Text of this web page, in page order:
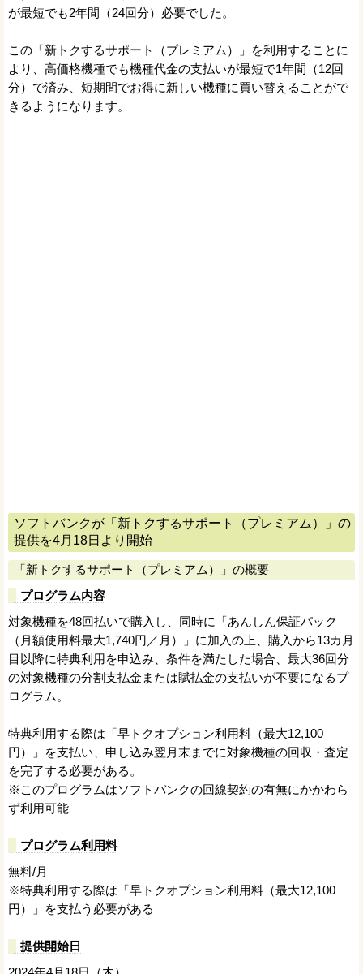
が最短でも2年間（24回分）必要でした。
この「新トクするサポート（プレミアム）」を利用することに
より、高価格機種でも機種代金の支払いが最短で1年間（12回
分）で済み、短期間でお得に新しい機種に買い替えることがで
きるようになります。
ソフトバンクが「新トクするサポート（プレミアム）」の
提供を4月18日より開始
「新トクするサポート（プレミアム）」の概要
プログラム内容
対象機種を48回払いで購入し、同時に「あんしん保証パック
（月額使用料最大1,740円／月）」に加入の上、購入から13カ月
目以降に特典利用を申込み、条件を満たした場合、最大36回分
の対象機種の分割支払金または賦払金の支払いが不要になるプ
ログラム。
特典利用する際は「早トクオプション利用料（最大12,100
円）」を支払い、申し込み翌月末までに対象機種の回収・査定
を完了する必要がある。
※このプログラムはソフトバンクの回線契約の有無にかかわら
ず利用可能
プログラム利用料
無料/月
※特典利用する際は「早トクオプション利用料（最大12,100
円）」を支払う必要がある
提供開始日